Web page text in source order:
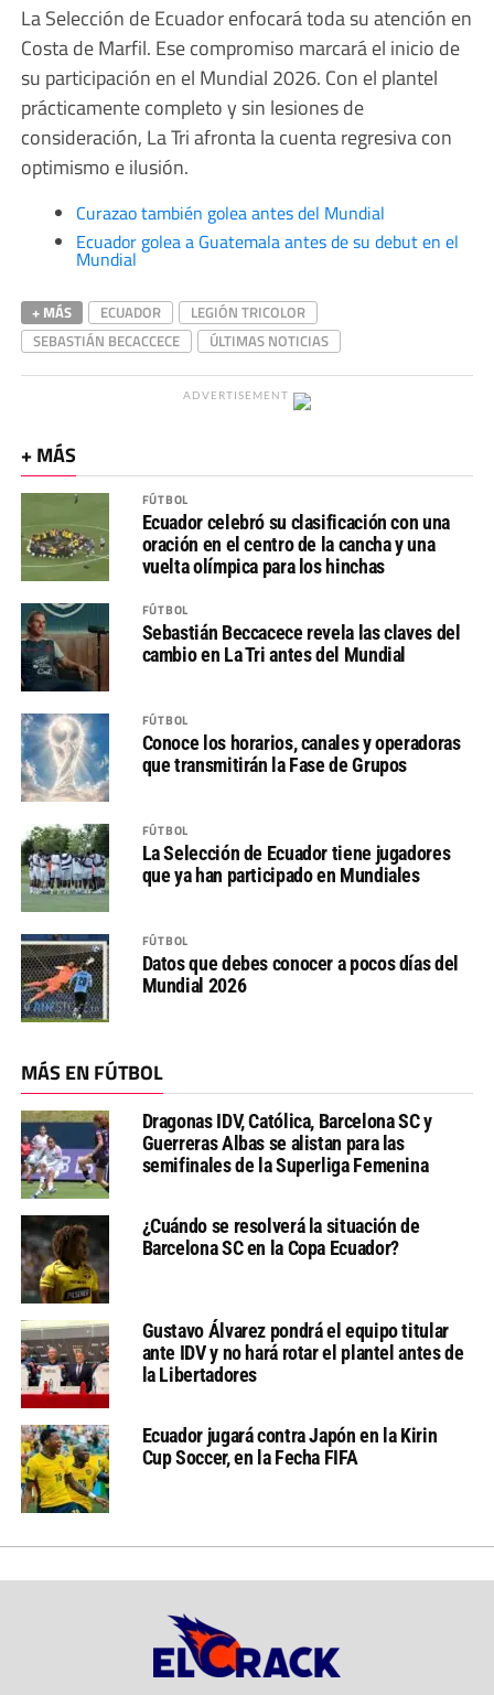
La Selección de Ecuador enfocará toda su atención en
Costa de Marfil. Ese compromiso marcará el inicio de
su participación en el Mundial 2026. Con el plantel
prácticamente completo y sin lesiones de
consideración, La Tri afronta la cuenta regresiva con
optimismo e ilusión.
Curazao también golea antes del Mundial
Ecuador golea a Guatemala antes de su debut en el
Mundial
+ MÁS ECUADOR
LEGIÓN TRICOLOR
SEBASTIÁN BECACCECE
ÚLTIMAS NOTICIAS
ADVERTISEMENT
+ MÁS
FÚTBOL
Ecuador celebró su clasificación con una
oración en el centro de la cancha y una
vuelta olímpica para los hinchas
FÚTBOL
Sebastián Beccacece revela las claves del
cambio en La Tri antes del Mundial
FÚTBOL
Conoce los horarios, canales y operadoras
que transmitirán la Fase de Grupos
FÚTBOL
La Selección de Ecuador tiene jugadores
que ya han participado en Mundiales
FÚTBOL
Datos que debes conocer a pocos días del
Mundial 2026
MÁS EN FÚTBOL
Dragonas IDV, Católica, Barcelona SC y
Guerreras Albas se alistan para las
semifinales de la Superliga Femenina
¿Cuándo se resolverá la situación de
Barcelona SC en la Copa Ecuador?
Gustavo Álvarez pondrá el equipo titular
ante IDV y no hará rotar el plantel antes de
la Libertadores
Ecuador jugará contra Japón en la Kirin
Cup Soccer, en la Fecha FIFA